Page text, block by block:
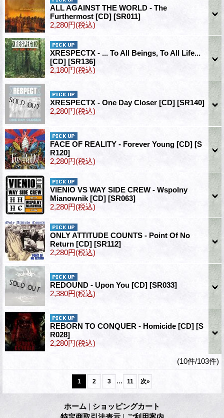
ALL AGAINST THE WORLD - The
Furthermost [CD] [SR011]
2,280円(税込)
XRESPECTX - ... To All Beings, To All Life...
[CD] [SR136]
2,180円(税込)
XRESPECTX - One Day Closer [CD] [SR140]
2,280円(税込)
FACE OF REALITY - Forever Young [CD] [S
R120]
2,280円(税込)
VIENIO VS WAY SIDE CREW - Wspolny
Mianownik [CD] [SR063]
2,280円(税込)
ONLY ATTITUDE COUNTS - Point Of No
Return [CD] [SR112]
2,280円(税込)
REDOUND - Upon You [CD] [SR033]
2,380円(税込)
REBORN TO CONQUER - Homicide [CD] [S
R028]
2,280円(税込)
(10件/103件)
1 2 3 ... 11 次»
ホーム | ショッピングカート